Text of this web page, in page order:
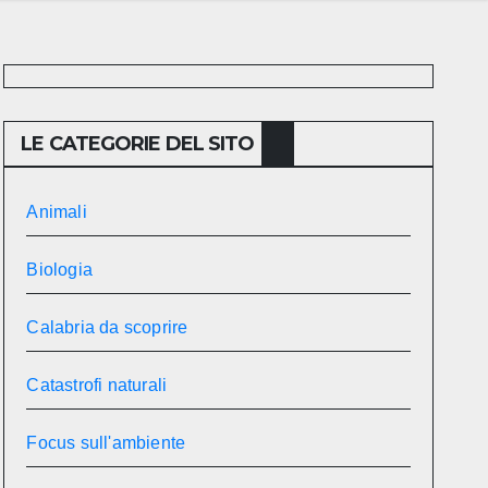
LE CATEGORIE DEL SITO
Animali
Biologia
Calabria da scoprire
Catastrofi naturali
Focus sull'ambiente